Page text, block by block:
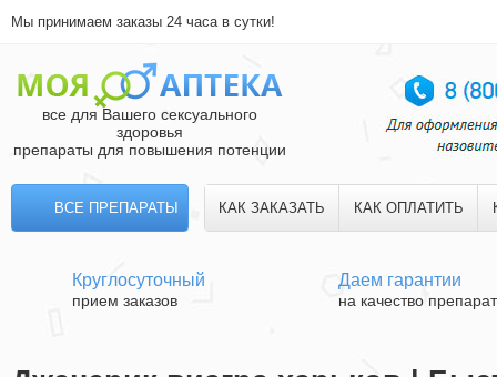
Мы принимаем заказы 24 часа в сутки!
все для Вашего сексуального
здоровья
препараты для повышения потенции
ВСЕ ПРЕПАРАТЫ КАК ЗАКАЗАТЬ КАК ОПЛАТИТЬ
Круглосуточный
прием заказов
Даем гарантии
на качество